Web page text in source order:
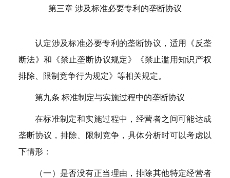
第三章 涉及标准必要专利的垄断协议
认定涉及标准必要专利的垄断协议，适用《反垄
断法》和《禁止垄断协议规定》《禁止滥用知识产权
排除、限制竞争行为规定》等相关规定。
第九条 标准制定与实施过程中的垄断协议
在标准制定和实施过程中，经营者之间可能达成
垄断协议，排除、限制竞争，具体分析时可以考虑以
下情形：
（一）是否没有正当理由，排除其他特定经营者